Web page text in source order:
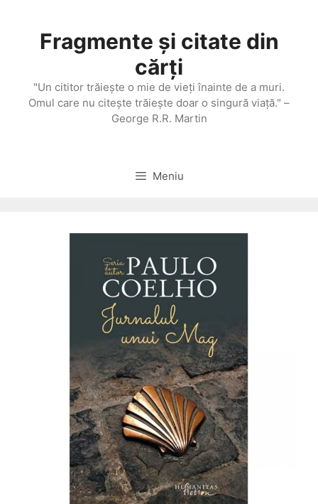
conținutFragmente și citate din
cărți
"Un cititor trăieşte o mie de vieţi înainte de a muri.
Omul care nu citeşte trăieşte doar o singură viaţă." –
George R.R. Martin
Meniu